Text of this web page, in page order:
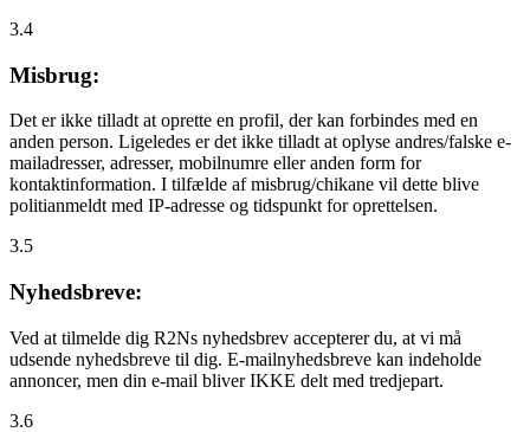
3.4
Misbrug:
Det er ikke tilladt at oprette en profil, der kan forbindes med en
anden person. Ligeledes er det ikke tilladt at oplyse andres/falske e-
mailadresser, adresser, mobilnumre eller anden form for
kontaktinformation. I tilfælde af misbrug/chikane vil dette blive
politianmeldt med IP-adresse og tidspunkt for oprettelsen.
3.5
Nyhedsbreve:
Ved at tilmelde dig R2Ns nyhedsbrev accepterer du, at vi må
udsende nyhedsbreve til dig. E-mailnyhedsbreve kan indeholde
annoncer, men din e-mail bliver IKKE delt med tredjepart.
3.6